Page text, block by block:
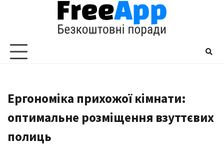
Ергономіка прихожої кімнати:
оптимальне розміщення взуттєвих
полиць